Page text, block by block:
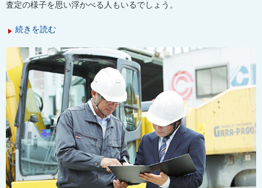
査定の様子を思い浮かべる人もいるでしょう。
続きを読む